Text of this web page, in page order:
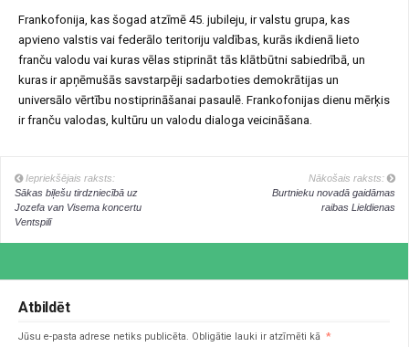
Frankofonija, kas šogad atzīmē 45. jubileju, ir valstu grupa, kas
apvieno valstis vai federālo teritoriju valdības, kurās ikdienā lieto
franču valodu vai kuras vēlas stiprināt tās klātbūtni sabiedrībā, un
kuras ir apņēmušās savstarpēji sadarboties demokrātijas un
universālo vērtību nostiprināšanai pasaulē. Frankofonijas dienu mērķis
ir franču valodas, kultūru un valodu dialoga veicināšana.
Iepriekšējais raksts:
Sākas biļešu tirdzniecībā uz
Jozefa van Visema koncertu
Ventspilī
Nākošais raksts:
Burtnieku novadā gaidāmas
raibas Lieldienas
Atbildēt
Jūsu e-pasta adrese netiks publicēta. Obligātie lauki ir atzīmēti kā *